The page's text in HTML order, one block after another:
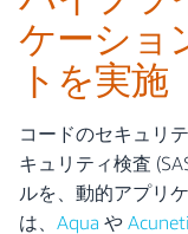
ケーショ
トを実施
コードのセキュリ
キュリティ検査
ルを、動的アプリ
は、 Aqua や